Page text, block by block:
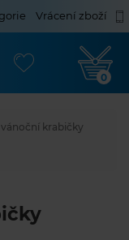
Vrácení zboží
0
krabičky